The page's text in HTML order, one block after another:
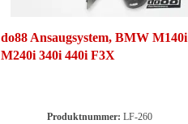
do88 Ansaugsystem, BMW M140i
M240i 340i 440i F3X
Produktnummer:LF-260